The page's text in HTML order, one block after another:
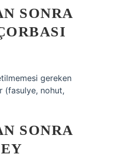
SONRA
gereken
(fasulye, nohut,
SONRA